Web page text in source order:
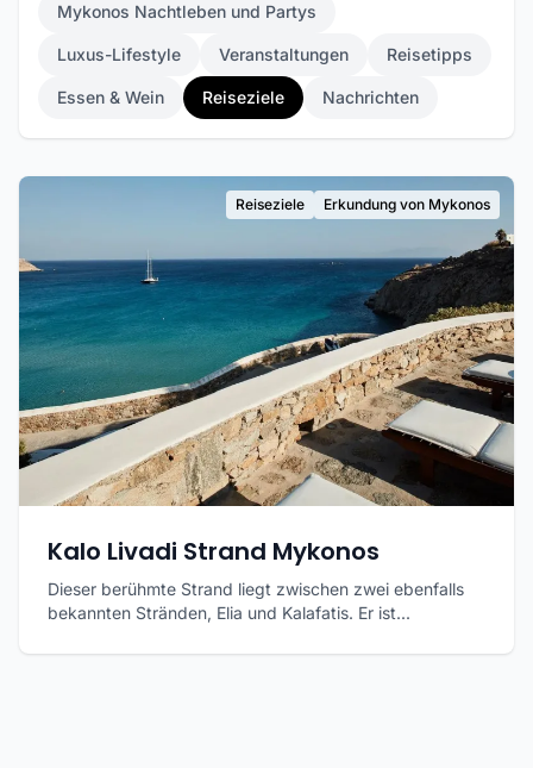
Mykonos Nachtleben und Partys
Luxus-Lifestyle Veranstaltungen Reisetipps
Essen & Wein Reiseziele Nachrichten
Reiseziele Erkundung von Mykonos
Kalo Livadi Strand Mykonos
Dieser berühmte Strand liegt zwischen zwei ebenfalls
bekannten Stränden, Elia und Kalafatis. Er ist...